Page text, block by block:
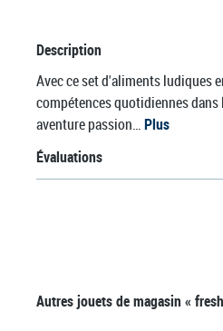
Description
Avec ce set d'aliments ludiques
compétences quotidiennes
aventure passion…Plus
Évaluations
Ignorer la galerie de produits
Autres jouets de magasin «